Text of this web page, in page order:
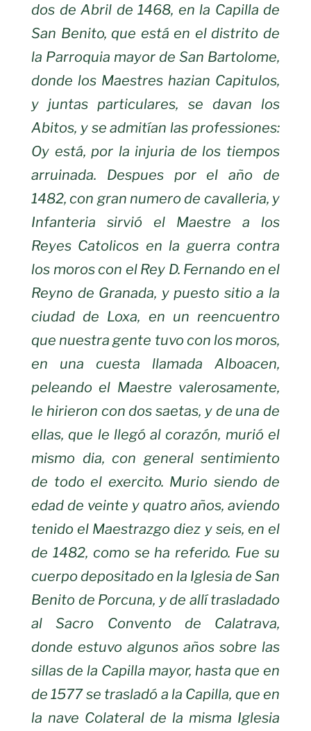
dos de Abril de 1468, en la Capilla de
San Benito, que está en el distrito de
la Parroquia mayor de San Bartolome,
donde los Maestres hazian Capitulos,
y juntas particulares, se davan
los
Abitos, y se admitían las professiones:
Oy está, por la injuria de los tiempos
arruinada. Despues por el año de
1482, con gran numero de cavalleria, y
Infanteria sirvió el Maestre a los
Reyes Catolicos en la guerra contra
los moroscon el Rey D. Fernando en el
Reyno de Granada, y puesto sitio a la
ciudad de Loxa, en un reencuentro
que nuestra gente tuvo con los moros,
en una cuesta
llamada Alboacen,
peleando el Maestre valerosamente,
le hirieron con dos saetas, y de una de
ellas, que le llegó al corazón, murió el
mismo dia, con general sentimiento
de todo el exercito. Murio siendo de
edad de veinte y quatro años, aviendo
tenido el Maestrazgo diez y seis, en el
de 1482, como se ha referido. Fue su
cuerpo depositado en la Iglesia de San
Benito de Porcuna, y de allí trasladado
al Sacro Convento de Calatrava,
donde estuvo algunos años sobre las
sillas de la Capilla mayor, hasta que en
de 1577 se trasladó a la Capilla, que en
la nave Colateral de la misma Iglesia